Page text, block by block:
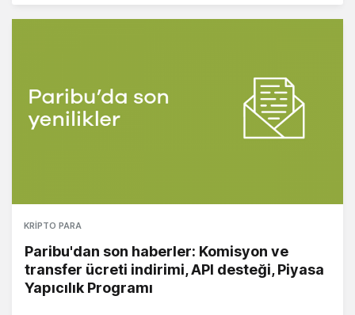
KRIPTO PARA
Paribu'dan son haberler: Komisyon ve
transfer ücreti indirimi, API desteği, Piyasa
Yapıcılık Programı